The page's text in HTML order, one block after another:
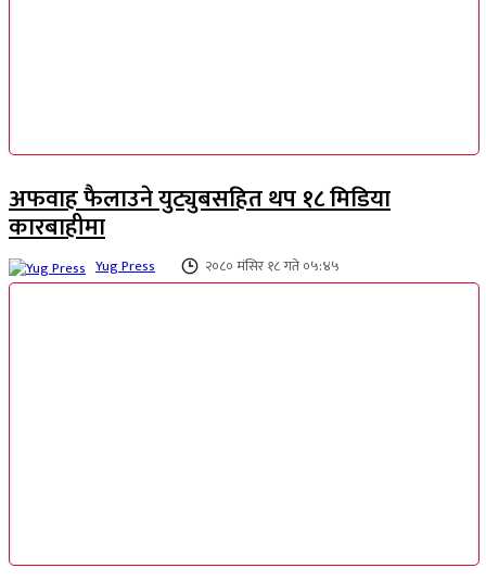
अफवाह फैलाउने युट्युबसहित थप १८ मिडिया
कारबाहीमा
Yug Press २०८० मंसिर १८ गते ०५:४५